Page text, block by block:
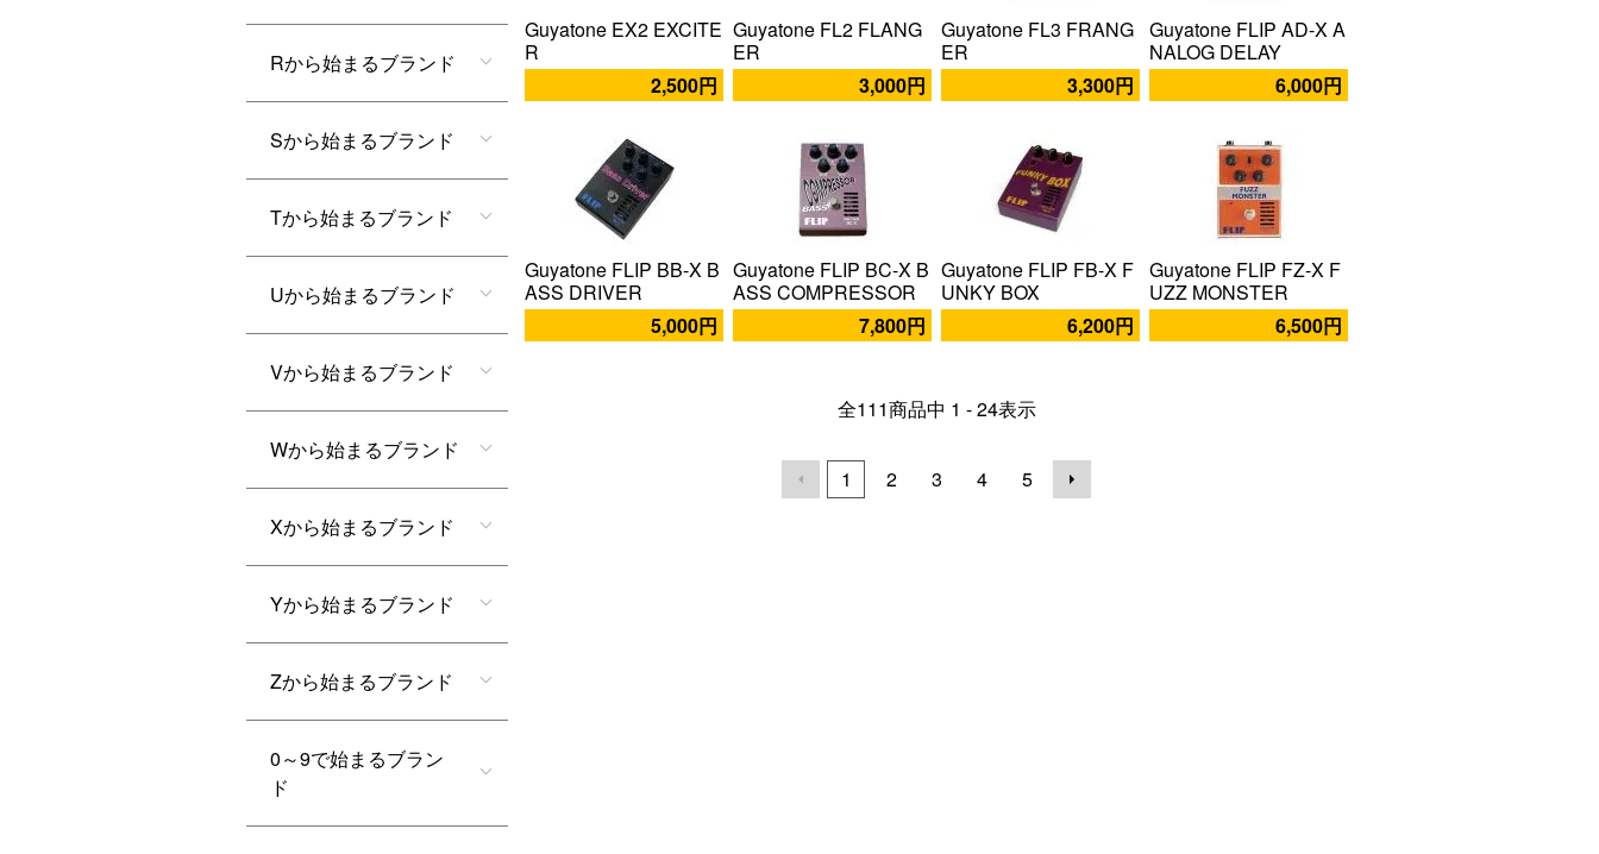
Guyatone EX2 EXCITE
R
2,500円
Guyatone FL2 FLANG
ER
3,000円
Guyatone FL3 FRANG
ER
3,300円
Guyatone FLIP AD-X A
NALOG DELAY
6,000円
Guyatone FLIP BB-X B
ASS DRIVER
5,000円
Guyatone FLIP BC-X B
ASS COMPRESSOR
7,800円
Guyatone FLIP FB-X F
UNKY BOX
6,200円
Guyatone FLIP FZ-X F
UZZ MONSTER
6,500円
全111商品中 1 - 24表示
1 2 3 4 5
Rから始まるブランド
Sから始まるブランド
Tから始まるブランド
Uから始まるブランド
Vから始まるブランド
Wから始まるブランド
Xから始まるブランド
Yから始まるブランド
Zから始まるブランド
0～9で始まるブラン
ド